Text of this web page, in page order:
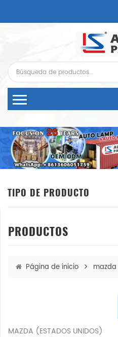
TIPO DE PRODUCTO
PRODUCTOS
Página de inicio
MAZDA (ESTADOS UNIDOS)